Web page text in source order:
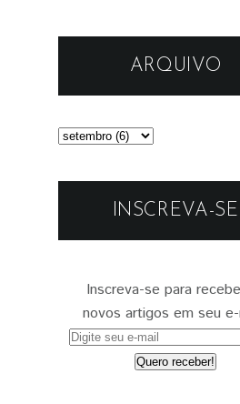
ARQUIVO
INSCREVA-SE
Inscreva-se para
novos artigos em seu